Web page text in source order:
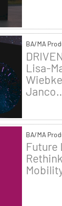
BA/MA
Lisa-
BA/MA
Future